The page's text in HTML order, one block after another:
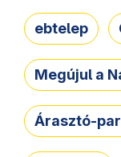
ebtelep
Megújul a
Árasztó-